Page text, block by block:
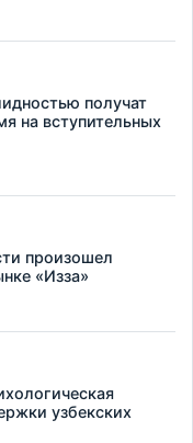
получат
на вступительных
произошел
«Изза»
узбекских